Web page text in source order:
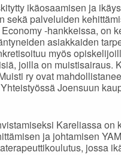
ikäosaamisen ja
sekä palveluiden
-hankkeissa, on
asiakkaiden
myös
joilla on muistisairaus.
ry ovat
Joensuun
Kareliassa on
ja johtamisen
jossa